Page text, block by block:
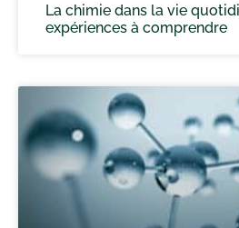
La chimie dans la vie
expériences à comprendre